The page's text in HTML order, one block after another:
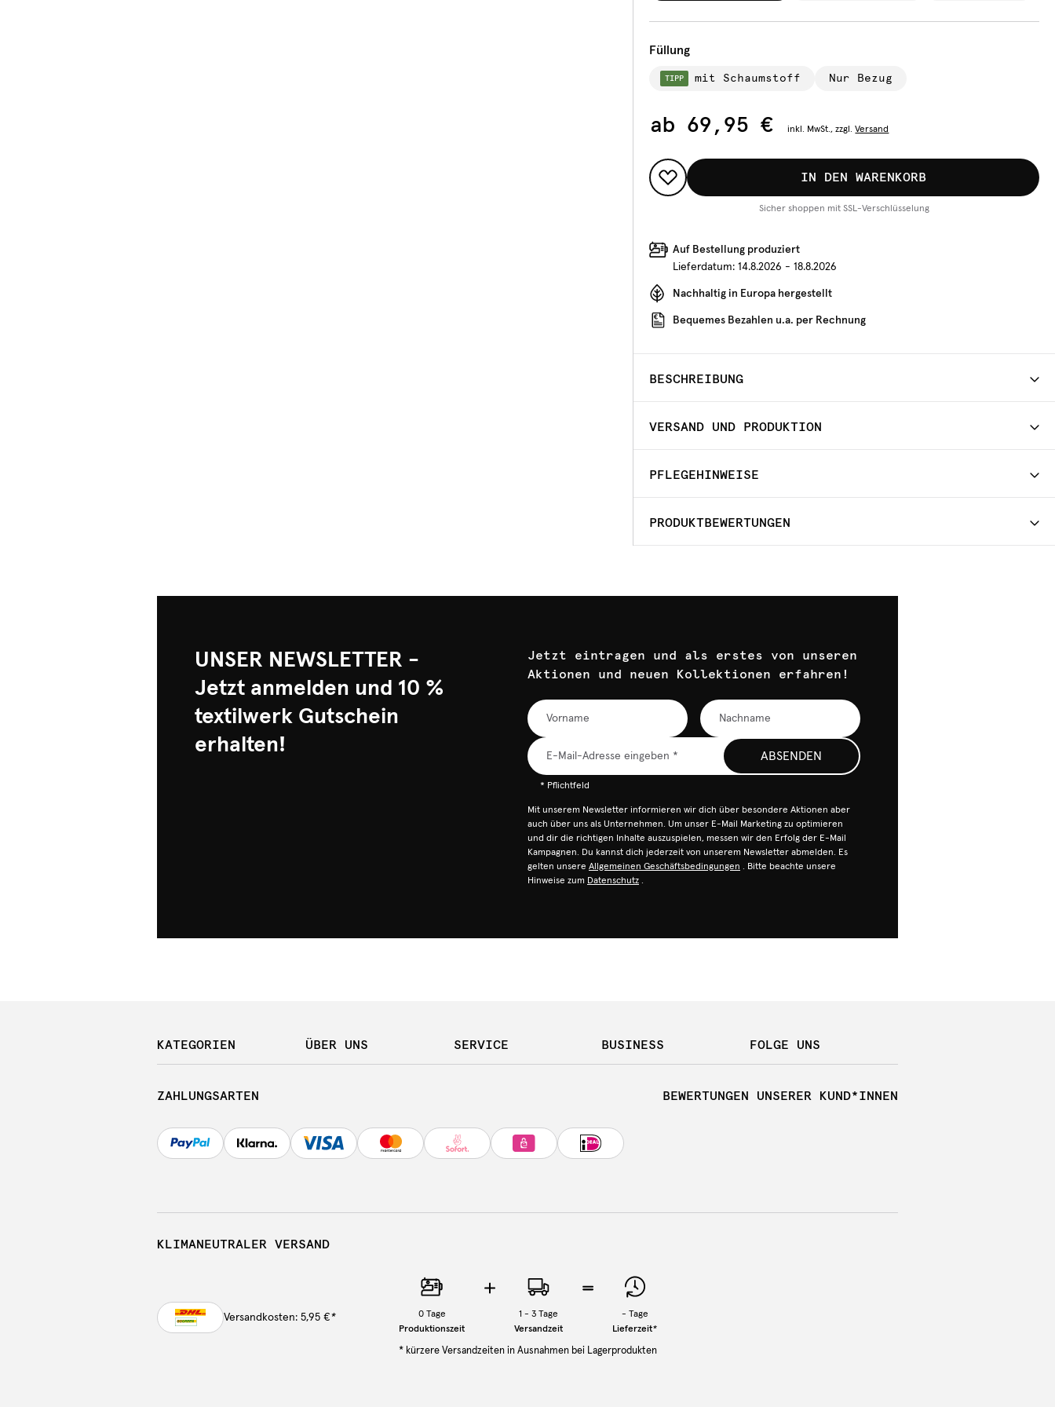
Füllung
TIPP mit Schaumstoff Nur Bezug
ab 69,95 € inkl. MwSt., zzgl. Versand
IN DEN WARENKORB
Sicher shoppen mit SSL-Verschlüsselung
Auf Bestellung produziert
Lieferdatum: 14.8.2026 - 18.8.2026
Nachhaltig in Europa hergestellt
Bequemes Bezahlen u.a. per Rechnung
BESCHREIBUNG
VERSAND UND PRODUKTION
PFLEGEHINWEISE
PRODUKTBEWERTUNGEN
UNSER NEWSLETTER -
Jetzt anmelden und 10 %
textilwerk Gutschein
erhalten!
Jetzt eintragen und als erstes von unseren
Aktionen und neuen Kollektionen erfahren!
ABSENDEN
* Pflichtfeld
Mit unserem Newsletter informieren wir dich über besondere Aktionen aber
auch über uns als Unternehmen. Um unser E-Mail Marketing zu optimieren
und dir die richtigen Inhalte auszuspielen, messen wir den Erfolg der E-Mail
Kampagnen. Du kannst dich jederzeit von unserem Newsletter abmelden. Es
gelten unsere Allgemeinen Geschäftsbedingungen . Bitte beachte unsere
Hinweise zum Datenschutz .
KATEGORIEN ÜBER UNS SERVICE BUSINESS FOLGE UNS
ZAHLUNGSARTEN BEWERTUNGEN UNSERER KUND*INNEN
KLIMANEUTRALER VERSAND
Versandkosten: 5,95 €* 0Tage
Produktionszeit
1 - 3 Tage
Versandzeit
- Tage
Lieferzeit*
* kürzere Versandzeiten in Ausnahmen bei Lagerprodukten